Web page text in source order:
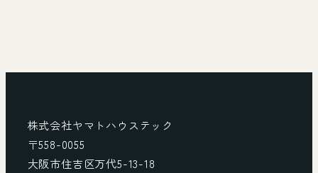
株式会社ヤマトハウステック
〒558-0055
大阪市住吉区万代5-13-18